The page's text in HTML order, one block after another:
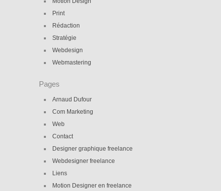
Print
Rédaction
Stratégie
Webdesign
Webmastering
Pages
Arnaud Dufour
Com Marketing
Web
Contact
Designer graphique freelance
Webdesigner freelance
Liens
Motion Designer en freelance